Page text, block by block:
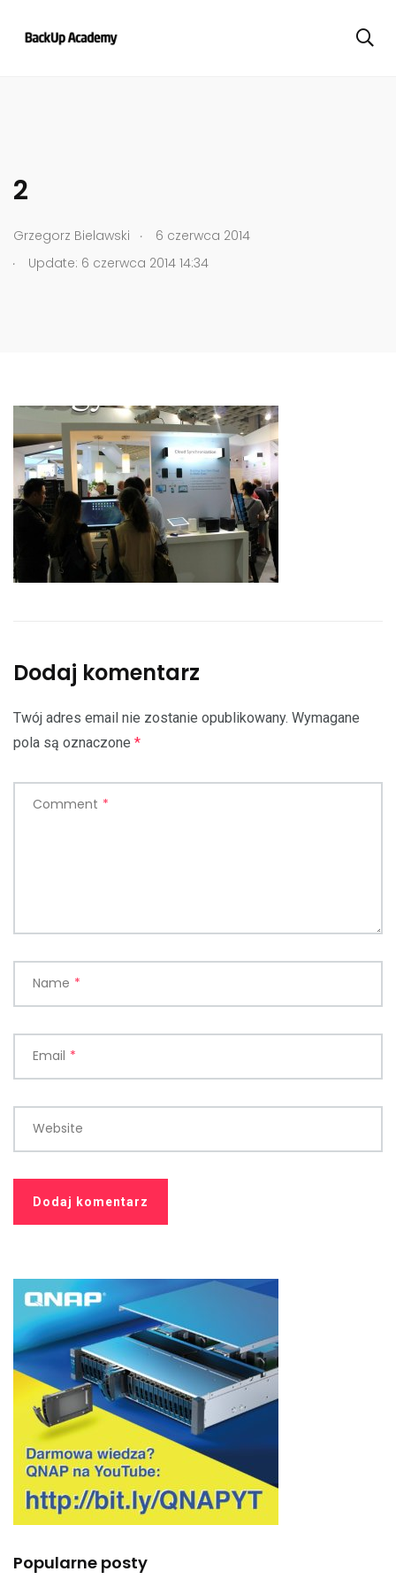
2
Grzegorz Bielawski .
6 czerwca 2014
.
Update: 6 czerwca 2014 14:34
Dodaj komentarz
Twój adres email nie zostanie opublikowany. Wymagane
pola są oznaczone *
Comment *
Name *
Email *
Website
Popularne posty